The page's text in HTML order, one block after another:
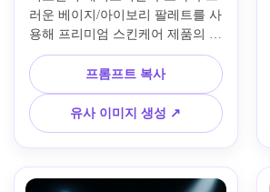
러운 베이지/아이보리 팔레트를 사
용해 프리미엄 스킨케어 제품의 고
급 광고 포스터를 만드세요. 제품
을 중앙에 배치하고 은은한 반사,
부드러운 스튜디오 그림자, 우아하
게 비워둔 타이포그래피 영역, 정
제된 명품 조명, 매끄러운 질감, 날
카로운 상업적 품질의 세련된 뷰티
캠페인 분위기를 연출하세요.
프롬프트 복사
유사 이미지 생성 ↗